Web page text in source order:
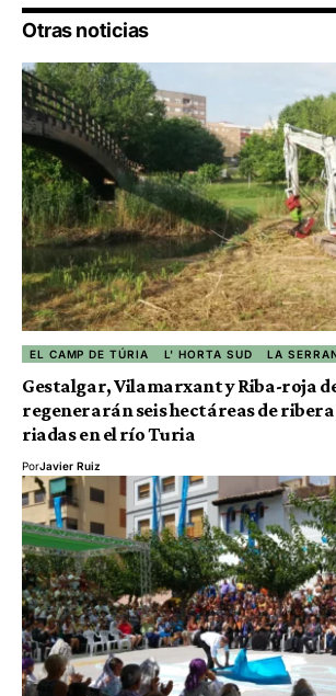
Otras noticias
EL CAMP DE TÚRIA L' HORTA SUD LA
Gestalgar, Vilamarxant y Riba-roja
regenerarán seis hectáreas de
riadas en el río Turia
PorJavier Ruiz